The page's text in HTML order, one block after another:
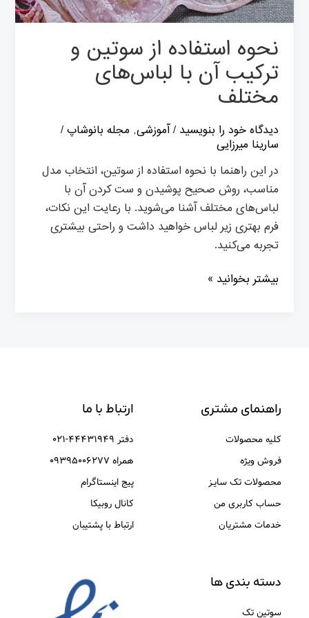
نحوه استفاده از سوتین و
ترکیب آن با لباس‌های
مختلف
دیدگاه‌ خود را بنویسید /آموزشی, مجله بانوشاپ/
سارینا میرزایی
در این راهنما با نحوه استفاده از سوتین، انتخاب مدل
مناسب، روش صحیح پوشیدن و ست کردن آن با
لباس‌های مختلف آشنا می‌شوید. با رعایت این نکات،
فرم بهتری زیر لباس خواهید داشت و راحتی بیشتری
تجربه می‌کنید.
با
مختلف
بیشتر بخوانید »
راهنمای مشتری
کلیه محصولات
فروش ویژه
محصولات تک سایـز
حساب کاربری من
خدمات مشتریان
ارتباط با ما
دفتر ۴۴۴۳۱۹۴۹-۰۲۱
همراه ۰۹۳۹۵۰۰۶۲۷۷
پیج اینستاگرام
کانال روبیکا
ارتباط با پشتیبان
دسته بندی ها
سوتین تک